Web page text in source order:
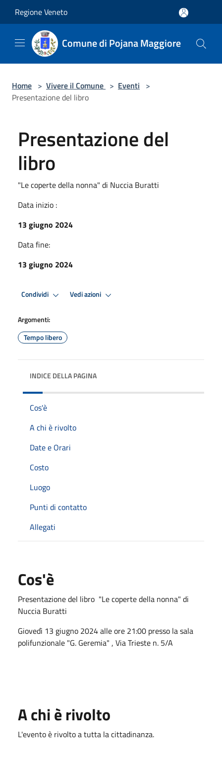
Regione Veneto
Comune di Pojana Maggiore
Home > Vivere il Comune > Eventi >
Presentazione del libro
Presentazione del
libro
"Le coperte della nonna" di Nuccia Buratti
Data inizio :
13 giugno 2024
Data fine:
13 giugno 2024
Condividi Vedi azioni
Argomenti:
Tempo libero
INDICE DELLA PAGINA
Cos'è
A chi è rivolto
Date e Orari
Costo
Luogo
Punti di contatto
Allegati
Cos'è
Presentazione del libro "Le coperte della nonna" di
Nuccia Buratti
Giovedì 13 giugno 2024 alle ore 21:00 presso la sala
polifunzionale "G. Geremia" , Via Trieste n. 5/A
A chi è rivolto
L'evento è rivolto a tutta la cittadinanza.